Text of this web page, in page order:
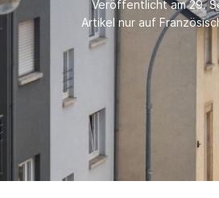
Veröffentlicht am 29.
Artikel nur auf